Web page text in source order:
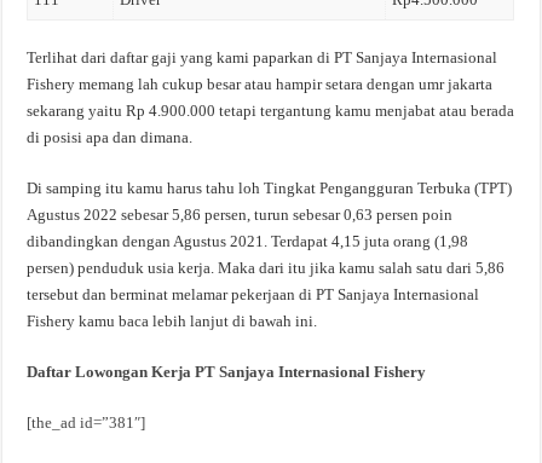
Terlihat dari daftar gaji yang kami paparkan di PT Sanjaya Internasional
Fishery memang lah cukup besar atau hampir setara dengan umr jakarta
sekarang yaitu Rp 4.900.000 tetapi tergantung kamu menjabat atau berada
di posisi apa dan dimana.
Di samping itu kamu harus tahu loh Tingkat Pengangguran Terbuka (TPT)
Agustus 2022 sebesar 5,86 persen, turun sebesar 0,63 persen poin
dibandingkan dengan Agustus 2021. Terdapat 4,15 juta orang (1,98
persen) penduduk usia kerja. Maka dari itu jika kamu salah satu dari 5,86
tersebut dan berminat melamar pekerjaan di PT Sanjaya Internasional
Fishery kamu baca lebih lanjut di bawah ini.
Daftar Lowongan Kerja PT Sanjaya Internasional Fishery
[the_ad id=”381″]